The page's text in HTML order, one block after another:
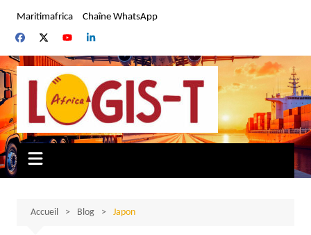
contenu
Maritimafrica Chaîne WhatsApp
Accueil Blog Japon